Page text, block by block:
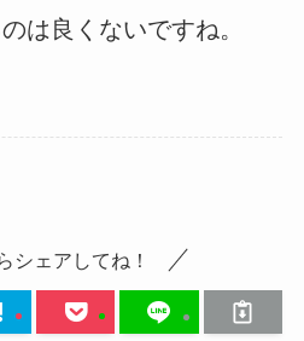
は良くないですね。
シェアしてね！